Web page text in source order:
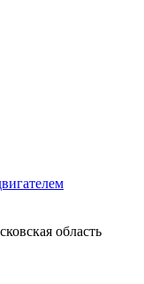
область